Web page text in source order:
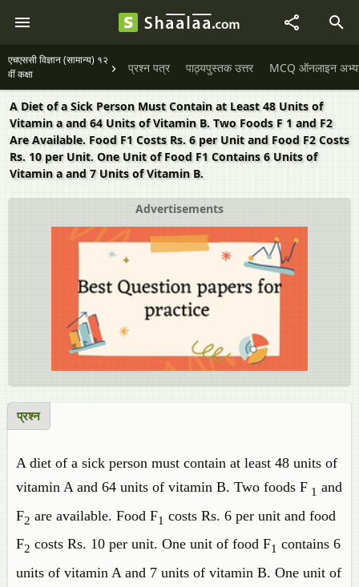
एचएससी विज्ञान (सामान्य) १२
वीं कक्षा
प्रश्न पत्र पाठ्यपुस्तक उत्तर MCQ ऑनलाइन
A Diet of a Sick Person Must Contain at Least 48 Units of
Vitamin a and 64 Units of Vitamin B. Two Foods F 1 and F2
Are Available. Food F1 Costs Rs. 6 per Unit and Food F2 Costs
Rs. 10 per Unit. One Unit of Food F1 Contains 6 Units of
Vitamin a and 7 Units of Vitamin B.
Advertisements
प्रश्न
A diet of a sick person must contain at least 48 units of
vitamin A and 64 units of vitamin B. Two foods F 1 and
F2 are available. Food F1 costs Rs. 6 per unit and food
F2 costs Rs. 10 per unit. One unit of food F1 contains 6
units of vitamin A and 7 units of vitamin B. One unit of